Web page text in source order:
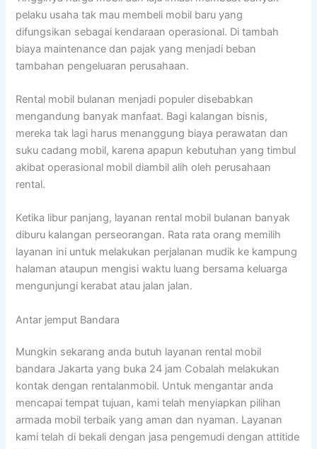
pelaku usaha tak mau membeli mobil baru yang
difungsikan sebagai kendaraan operasional. Di tambah
biaya maintenance dan pajak yang menjadi beban
tambahan pengeluaran perusahaan.
Rental mobil bulanan menjadi populer disebabkan
mengandung banyak manfaat. Bagi kalangan bisnis,
mereka tak lagi harus menanggung biaya perawatan dan
suku cadang mobil, karena apapun kebutuhan yang timbul
akibat operasional mobil diambil alih oleh perusahaan
rental.
Ketika libur panjang, layanan rental mobil bulanan banyak
diburu kalangan perseorangan. Rata rata orang memilih
layanan ini untuk melakukan perjalanan mudik ke kampung
halaman ataupun mengisi waktu luang bersama keluarga
mengunjungi kerabat atau jalan jalan.
Antar jemput Bandara
Mungkin sekarang anda butuh layanan rental mobil
bandara Jakarta yang buka 24 jam Cobalah melakukan
kontak dengan rentalanmobil. Untuk mengantar anda
mencapai tempat tujuan, kami telah menyiapkan pilihan
armada mobil terbaik yang aman dan nyaman. Layanan
kami telah di bekali dengan jasa pengemudi dengan attitide